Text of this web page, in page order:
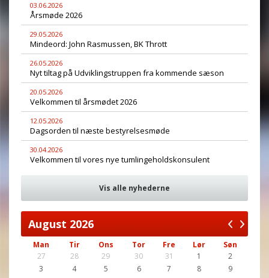
03.06.2026
Årsmøde 2026
29.05.2026
Mindeord: John Rasmussen, BK Thrott
26.05.2026
Nyt tiltag på Udviklingstruppen fra kommende sæson
20.05.2026
Velkommen til årsmødet 2026
12.05.2026
Dagsorden til næste bestyrelsesmøde
30.04.2026
Velkommen til vores nye tumlingeholdskonsulent
Vis alle nyhederne
August 2026
Man Tir Ons Tor Fre Lør
Søn
27
28 29 30 31 1
2
3
4 5 6 7 8
9